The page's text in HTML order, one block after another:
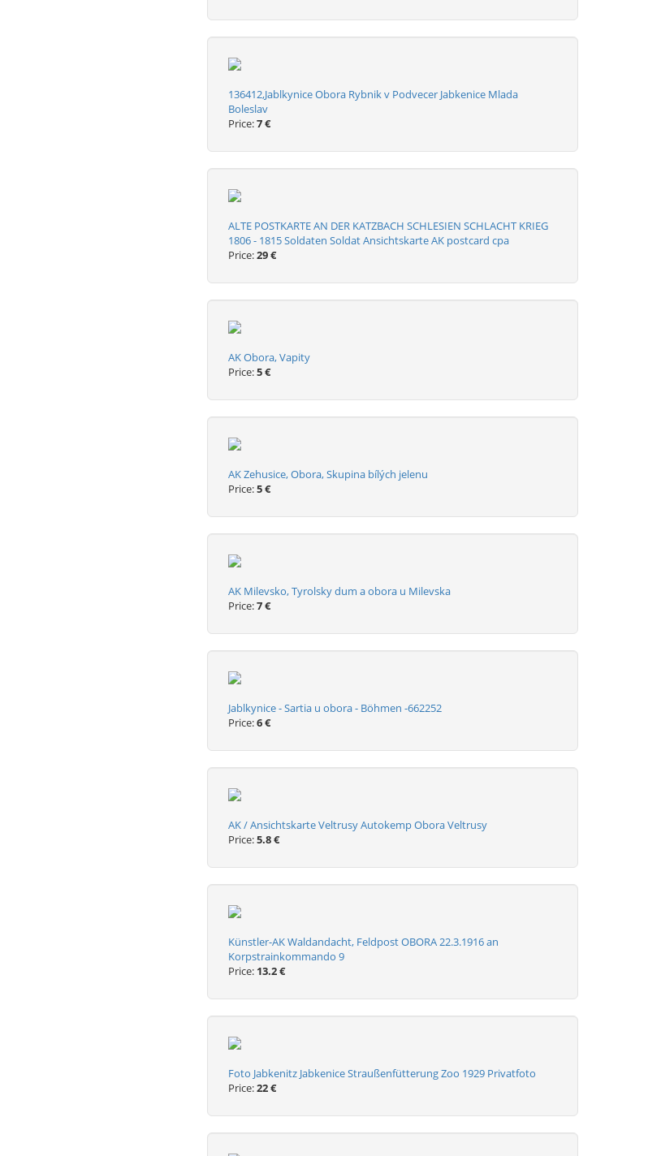
136412,Jablkynice Obora Rybnik v Podvecer Jabkenice Mlada
Boleslav
Price:7 €
ALTE POSTKARTE AN DER KATZBACH SCHLESIEN SCHLACHT KRIEG
1806 - 1815 Soldaten Soldat Ansichtskarte AK postcard cpa
Price:29 €
AK Obora, Vapity
Price:5 €
AK Zehusice, Obora, Skupina bílých jelenu
Price:5 €
AK Milevsko, Tyrolsky dum a obora u Milevska
Price:7 €
Jablkynice - Sartia u obora - Böhmen -662252
Price:6 €
AK / Ansichtskarte Veltrusy Autokemp Obora Veltrusy
Price:5.8 €
Künstler-AK Waldandacht, Feldpost OBORA 22.3.1916 an
Korpstrainkommando 9
Price: 13.2 €
Foto Jabkenitz Jabkenice Straußenfütterung Zoo 1929 Privatfoto
Price:22 €